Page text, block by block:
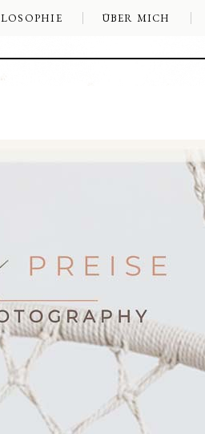
ÜBER MICH